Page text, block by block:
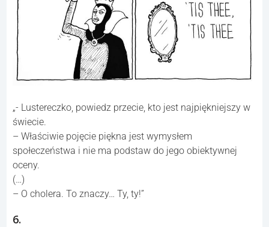
„- Lustereczko, powiedz przecie, kto jest najpiękniejszy w
świecie.
– Właściwie pojęcie piękna jest wymysłem
społeczeństwa i nie ma podstaw do jego obiektywnej
oceny.
(…)
– O cholera. To znaczy… Ty, ty!”
6.